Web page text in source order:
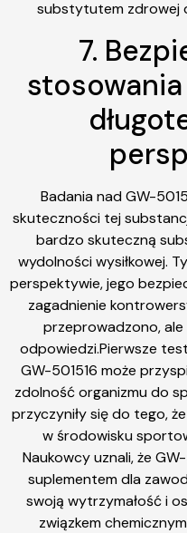
substytutem zdrowej
7.
Badania nad GW-
skuteczności tej
bardzo skuteczną
wydolności wysiłkowej.
perspektywie, jego
zagadnienie
przeprowadzono,
odpowiedzi.Pierwsze
GW-501516 może
zdolność organizmu do
przyczyniły się do tego,
w środowisku
Naukowcy uznali, że
suplementem dla
swoją wytrzymałość i
związkem